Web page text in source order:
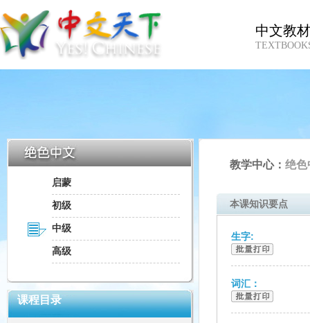
中文教
启蒙
初级
中级
高级
课程目录
教学中心： 绝
本课知识要点
生字:
词汇：